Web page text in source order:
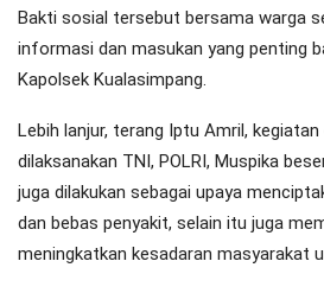
Bakti sosial tersebut bersama warga
informasi dan masukan yang penting
Kapolsek Kualasimpang.
Lebih lanjur, terang Iptu Amril,
dilaksanakan TNI, POLRI, Muspika
juga dilakukan sebagai upaya
dan bebas penyakit, selain itu juga
meningkatkan kesadaran masyarakat